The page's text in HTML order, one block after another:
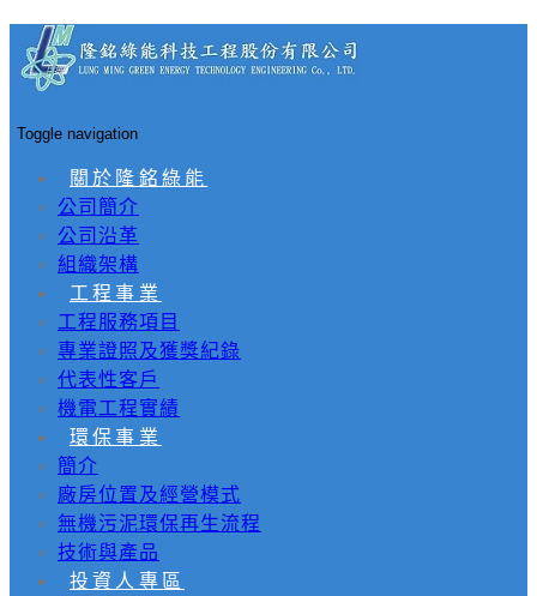
Toggle navigation
關於隆銘綠能
公司簡介
公司沿革
組織架構
工程事業
工程服務項目
專業證照及獲獎紀錄
代表性客戶
機電工程實績
環保事業
簡介
廠房位置及經營模式
無機污泥環保再生流程
技術與產品
投資人專區